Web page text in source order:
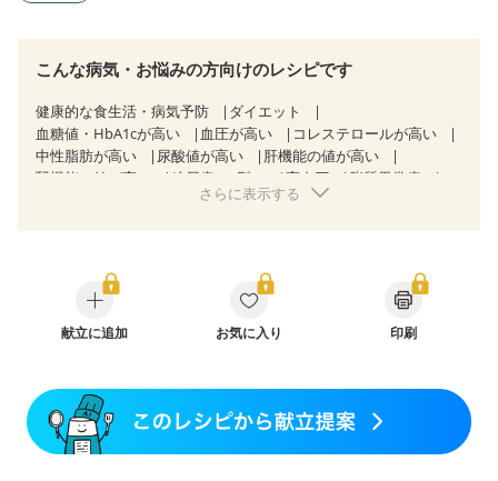
こんな病気・お悩みの方向けのレシピです
健康的な食生活・病気予防
ダイエット
血糖値・HbA1cが高い
血圧が高い
コレステロールが高い
中性脂肪が高い
尿酸値が高い
肝機能の値が高い
腎機能の値が高い
糖尿病（2型） 高血圧
脂質異常症
胃ポリープ 逆流性食道炎
CKD（ステージ１）
CKD（ステージ２）
乳がん（抗がん剤治療中）
乳がん（ホルモン療法中）
乳がん（放射線治療中）
妊婦健診・血圧が気になる（初期）
妊婦健診・血糖値が気になる（初期）
妊娠高血圧(中期)
妊娠糖尿病(初期)
さらに表示する
献立に追加 お気に入り 印刷